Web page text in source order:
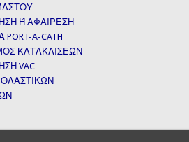
Ή ΑΦΑΙΡΕΣΗ
A-CATH
ΚΑΤΑΚΛΙΣΕΩΝ -
VAC